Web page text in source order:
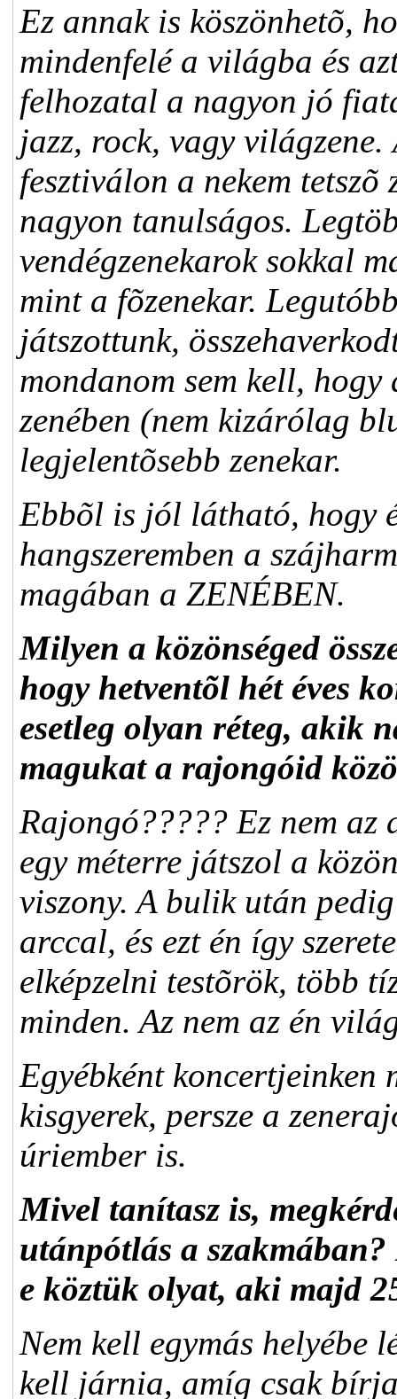
Ez annak is köszönhetõ,
mindenfelé a világba és
felhozatal a nagyon jó
jazz, rock, vagy
fesztiválon a nekem tetszõ
nagyon tanulságos.
vendégzenekarok sokkal
mint a fõzenekar.
játszottunk,
mondanom sem kell,
zenében (nem kizárólag
legjelentõsebb zenekar.
Ebbõl is jól látható, hogy
hangszeremben a
magában a ZENÉBEN.
Milyen a közönséged
hogy hetventõl hét éves
esetleg olyan réteg, akik
magukat a rajongóid
Rajongó????? Ez nem
egy méterre játszol a
viszony. A bulik után
arccal, és ezt én így
elképzelni testõrök, több
minden. Az nem az én
Egyébként koncertjeinken
kisgyerek, persze a
úriember is.
Mivel tanítasz is,
utánpótlás a
e köztük olyat, aki majd
Nem kell egymás helyébe
kell járnia, amíg csak